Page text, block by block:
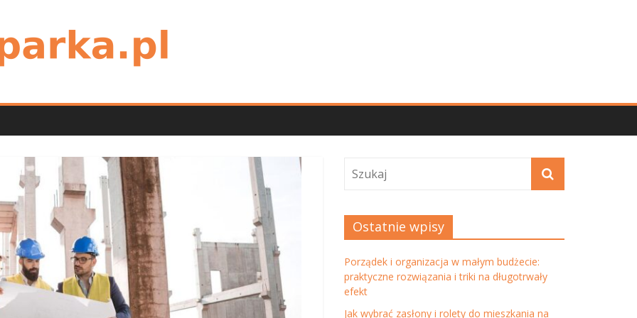
Ostatnie wpisy
Porządek i organizacja w małym budżecie:
praktyczne rozwiązania i triki na długotrwały
efekt
Jak wybrać zasłony i rolety do mieszkania na